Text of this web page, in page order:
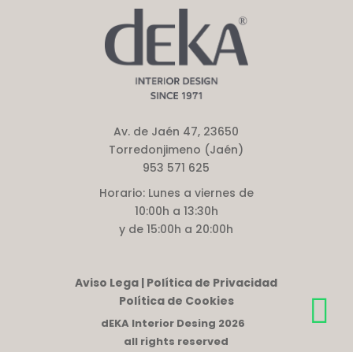
Av. de Jaén 47, 23650
Torredonjimeno (Jaén)
953 571 625
Horario:Lunes a viernes de
10:00h a 13:30h
y de 15:00h a 20:00h
Aviso Lega | Política de Privacidad
Política de Cookies
dEKA Interior Desing 2026
all rights reserved